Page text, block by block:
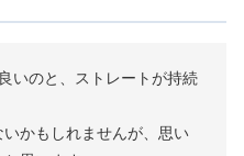
いのと、ストレートが持続
かもしれませんが、思い